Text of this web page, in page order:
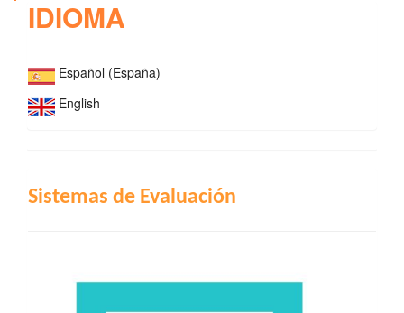
IDIOMA
Español (España)
English
INDIZACIÓN
Sistemas de Evaluación